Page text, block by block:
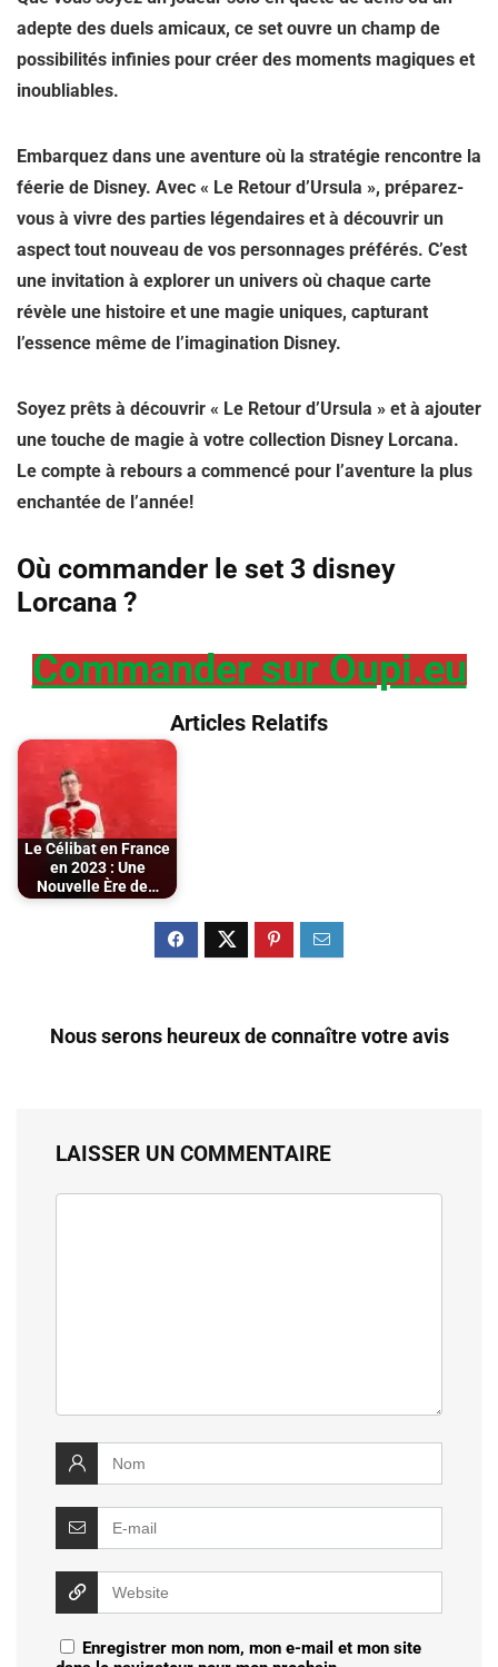
adepte des duels amicaux, ce set ouvre un champ de
possibilités infinies pour créer des moments magiques et
inoubliables.
Embarquez dans une aventure où la stratégie rencontre la
féerie de Disney. Avec « Le Retour d’Ursula », préparez-
vous à vivre des parties légendaires et à découvrir un
aspect tout nouveau de vos personnages préférés. C’est
une invitation à explorer un univers où chaque carte
révèle une histoire et une magie uniques, capturant
l’essence même de l’imagination Disney.
Soyez prêts à découvrir « Le Retour d’Ursula » et à ajouter
une touche de magie à votre collection Disney Lorcana.
Le compte à rebours a commencé pour l’aventure la plus
enchantée de l’année!
Où commander le set 3 disney
Lorcana ?
Commander sur Oupi.eu
Articles Relatifs
Le Célibat en France
en 2023 : Une
Nouvelle Ère de…
Nous serons heureux de connaître votre avis
LAISSER UN COMMENTAIRE
Enregistrer mon nom, mon e-mail et mon site